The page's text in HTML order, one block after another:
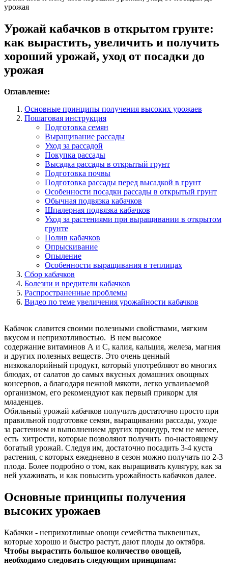
урожая
Урожай кабачков в открытом грунте:
как вырастить, увеличить и получить
хороший урожай, уход от посадки до
урожая
Оглавление:
Основные принципы получения высоких урожаев
Пошаговая инструкция
Подготовка семян
Выращивание рассады
Уход за рассадой
Покупка рассады
Высадка рассады в открытый грунт
Подготовка почвы
Подготовка рассады перед высадкой в грунт
Особенности посадки рассады в открытый грунт
Обычная подвязка кабачков
Шпалерная подвязка кабачков
Уход за растениями при выращивании в открытом
грунте
Полив кабачков
Опрыскивание
Опыление
Особенности выращивания в теплицах
Сбор кабачков
Болезни и вредители кабачков
Распространенные проблемы
Видео по теме увеличения урожайности кабачков
Кабачок славится своими полезными свойствами, мягким
вкусом и неприхотливостью. В нем высокое
содержание витаминов А и С, калия, кальция, железа, магния
и других полезных веществ. Это очень ценный
низкокалорийный продукт, который употребляют во многих
блюдах, от салатов до самых вкусных домашних овощных
консервов, а благодаря нежной мякоти, легко усваиваемой
организмом, его рекомендуют как первый прикорм для
младенцев.
Обильный урожай кабачков получить достаточно просто при
правильной подготовке семян, выращивании рассады, уходе
за растением и выполнением других процедур, тем не менее,
есть хитрости, которые позволяют получить по-настоящему
богатый урожай. Следуя им, достаточно посадить 3-4 куста
растения, с которых ежедневно в сезон можно получать по 2-3
плода. Более подробно о том, как выращивать культуру, как за
ней ухаживать, и как повысить урожайность кабачков далее.
Основные принципы получения
высоких урожаев
Кабачки - неприхотливые овощи семейства тыквенных,
которые хорошо и быстро растут, дают плоды до октября.
Чтобы вырастить большое количество овощей,
необходимо следовать следующим принципам: